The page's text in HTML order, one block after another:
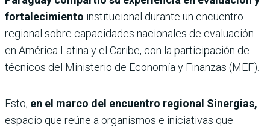
fortalecimiento institucional durante un encuentro
regional sobre capacidades nacionales de evaluación
en América Latina y el Caribe, con la participación de
técnicos del Ministerio de Economía y Finanzas (MEF).
Esto, en el marco del encuentro regional Sinergias,
espacio que reúne a organismos e iniciativas que